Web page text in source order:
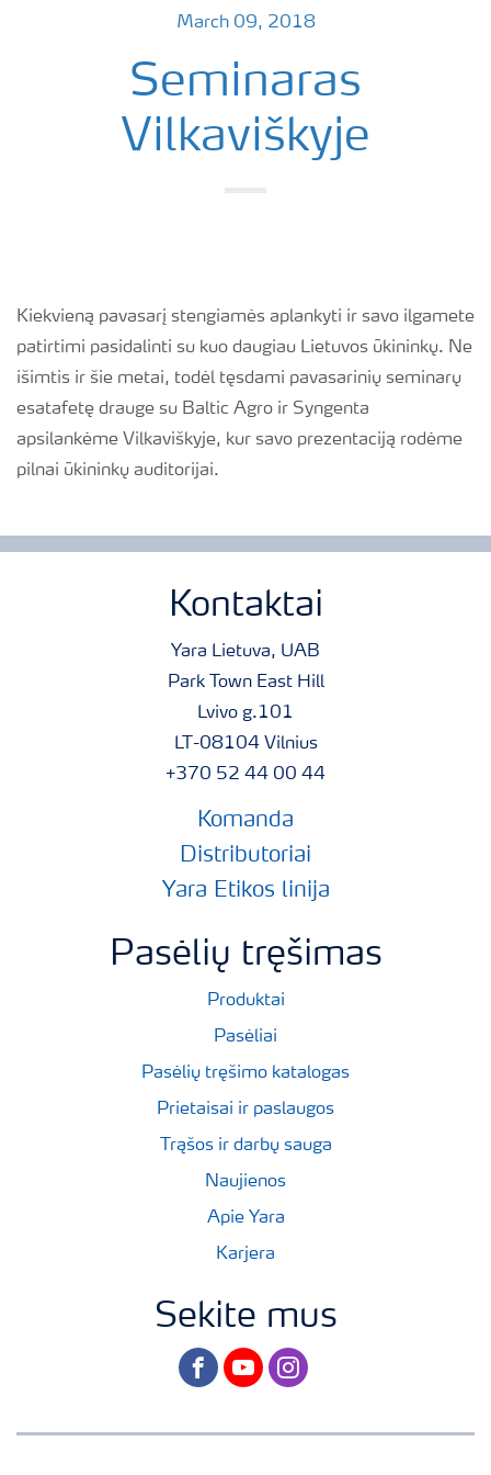
March 09, 2018
Seminaras
Vilkaviškyje
Kiekvieną pavasarį stengiamės aplankyti ir savo ilgamete
patirtimi pasidalinti su kuo daugiau Lietuvos ūkininkų. Ne
išimtis ir šie metai, todėl tęsdami pavasarinių seminarų
esatafetę drauge su Baltic Agro ir Syngenta
apsilankėme Vilkaviškyje, kur savo prezentaciją rodėme
pilnai ūkininkų auditorijai.
Kontaktai
Yara Lietuva, UAB
Park Town East Hill
Lvivo g.101
LT-08104 Vilnius
+370 52 44 00 44
Komanda
Distributoriai
Yara Etikos linija
Pasėlių tręšimas
Produktai
Pasėliai
Pasėlių tręšimo katalogas
Prietaisai ir paslaugos
Trąšos ir darbų sauga
Naujienos
Apie Yara
Karjera
Sekite mus
facebookyoutubeinstagram